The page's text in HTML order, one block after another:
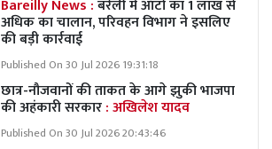
Bareilly News :बरेली में ऑटो का 1 लाख से
अधिक का चालान, परिवहन विभाग ने इसलिए
की बड़ी कार्रवाई
Published On 30 Jul 2026 19:31:18
छात्र-नौजवानों की ताकत के आगे झुकी भाजपा
की अहंकारी सरकार: अखिलेश यादव
Published On 30 Jul 2026 20:43:46